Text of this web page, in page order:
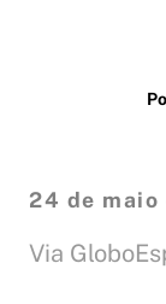
24 de maio
Via